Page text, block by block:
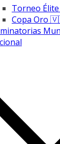
Torneo
Copa Oro